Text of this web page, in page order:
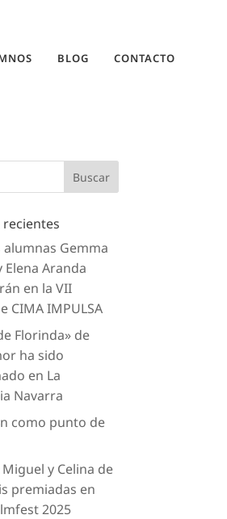
BLOG CONTACTO
Gemma
Elena Aranda
en la VII
CIMA IMPULSA
Florinda» de
ha sido
en La
Navarra
como punto de
y Celina de
premiadas en
2025